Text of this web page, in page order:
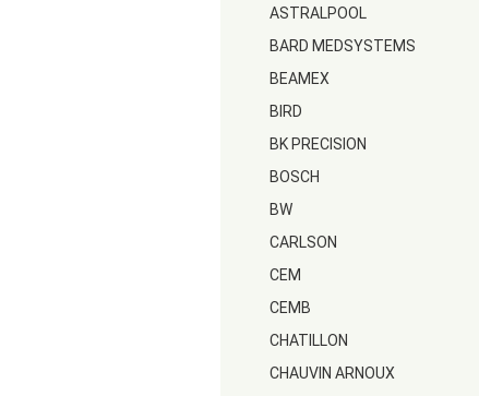
ASTRALPOOL
BARD MEDSYSTEMS
BEAMEX
BIRD
BK PRECISION
BOSCH
BW
CARLSON
CEM
CEMB
CHATILLON
CHAUVIN ARNOUX